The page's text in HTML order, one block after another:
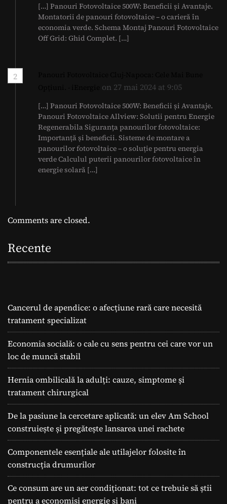
[…] Panouri Fotovoltaice 500W: Beneficii și Avantaje.
Montatorii de panouri fotovoltaice – o carieră în
economia verde. Schema Montaj Panouri Fotovoltaice
Off Grid: Ghid Complet. […]
2
on 27 mai 2024 at 9:05
[…] Panouri Fotovoltaice 500W: Beneficii și Avantaje.
Panouri Fotovoltaice Allview: Solutii pentru Energie
Regenerabila Siguranța panourilor fotovoltaice:
Importanță și beneficii. Sisteme de montare a
panourilor fotovoltaice – o soluție pentru energia
verde Calculul puterii panourilor fotovoltaice în
energie solară […]
Comments are closed.
Recente
Cancerul de apendice: o afecțiune rară care necesită
tratament specializat
Economia socială: o cale cu sens pentru cei care vor un
loc de muncă stabil
Hernia ombilicală la adulți: cauze, simptome și
tratament chirurgical
De la pasiune la cercetare aplicată: un elev Am School
construiește și pregătește lansarea unei rachete
Componentele esențiale ale utilajelor folosite în
construcția drumurilor
Ce consum are un aer condiționat: tot ce trebuie să știi
pentru a economisi energie și bani